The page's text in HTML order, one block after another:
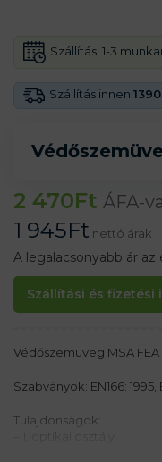
Szállítás innen
Szállítás: 1-3
2 470Ft ÁFA-val
1 945Ft nettó árak
A legalacsonyabb ár
Szállítási és
Védőszemüveg MSA
Szabványok: EN166: 1995,
Tulajdonságok: